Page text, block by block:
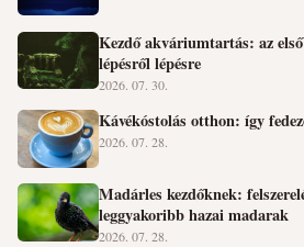
Kezdő akváriumtartás: az
lépésről lépésre
2026. 07. 30.
Kávékóstolás otthon: így
2026. 07. 28.
Madárles kezdőknek:
leggyakoribb hazai madarak
2026. 07. 28.